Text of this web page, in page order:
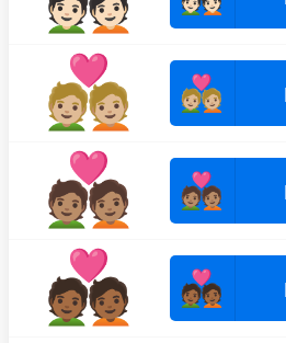
💑🏼 💑🏼
💑🏽 💑🏽
💑🏾 💑🏾